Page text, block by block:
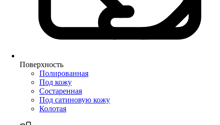
Поверхность
Полированная
Под кожу
Состаренная
Под сатиновую кожу
Колотая